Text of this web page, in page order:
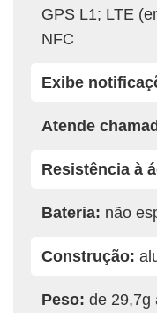
GPS L1; LTE
NFC
Exibe
Atende
Resistência à
Bateria: não
Construção:
Peso: de 29,7g